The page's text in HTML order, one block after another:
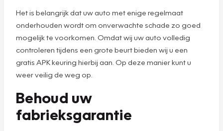
Het is belangrijk dat uw auto met enige regelmaat
onderhouden wordt om onverwachte schade zo goed
mogelijk te voorkomen. Omdat wij uw auto volledig
controleren tijdens een grote beurt bieden wij u een
gratis APK keuring hierbij aan. Op deze manier kunt u
weer veilig de weg op.
Behoud uw
fabrieksgarantie